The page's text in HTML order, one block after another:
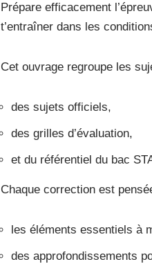
Prépare efficacement
t’entraîner dans les
Cet ouvrage regroupe les
des sujets officiels,
des grilles d’évaluation,
et du référentiel du bac
Chaque correction est
les éléments essentiels à
des approfondissements